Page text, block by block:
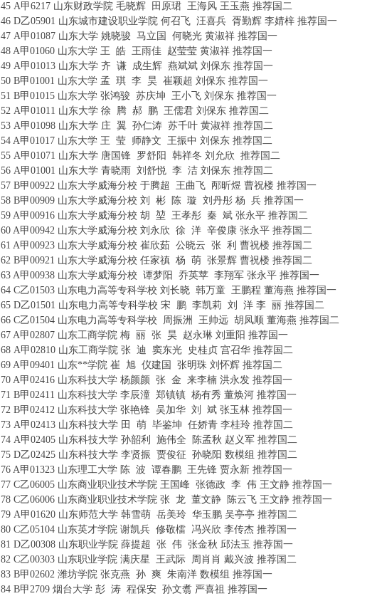
45 A甲6217 山东财政学院 毛晓辉 田原珺 王海风 王玉燕 推荐国二
46 D乙05901 山东城市建设职业学院 何召飞 汪喜兵 胥勤辉 李婧梓 推荐国一
47 A甲01087 山东大学 姚晓骏 马立国 何晓光 黄淑祥 推荐国一
48 A甲01060 山东大学 王 皓 王雨佳 赵莹莹 黄淑祥 推荐国一
49 A甲01013 山东大学 齐 谦 成生辉 燕斌斌 刘保东 推荐国一
50 B甲01001 山东大学 孟 琪 李 昊 崔颖超 刘保东 推荐国一
51 B甲01015 山东大学 张鸿骏 苏庆坤 王小飞 刘保东 推荐国一
52 A甲01011 山东大学 徐 腾 郝 鹏 王儒君 刘保东 推荐国二
53 A甲01098 山东大学 庄 翼 孙仁涛 苏千叶 黄淑祥 推荐国二
54 A甲01017 山东大学 王 莹 师静文 王振中 刘保东 推荐国二
55 A甲01071 山东大学 唐国锋 罗舒阳 韩祥冬 刘允欣 推荐国二
56 A甲01001 山东大学 青晓雨 刘舒悦 李 洁 刘保东 推荐国二
57 B甲00922 山东大学威海分校 于腾超 王曲飞 邴昕煜 曹祝楼 推荐国一
58 B甲00909 山东大学威海分校 刘 彬 陈 璇 刘丹彤 杨 兵 推荐国一
59 A甲00916 山东大学威海分校 胡 堃 王孝彤 秦 斌 张永平 推荐国二
60 A甲00942 山东大学威海分校 刘永欣 徐 洋 辛俊康 张永平 推荐国二
61 A甲00923 山东大学威海分校 崔欣茹 公晓云 张 利 曹祝楼 推荐国二
62 B甲00921 山东大学威海分校 任家禛 杨 萌 张景辉 曹祝楼 推荐国二
63 A甲00938 山东大学威海分校 谭梦阳 乔英苹 李翔军 张永平 推荐国一
64 C乙01503 山东电力高等专科学校 刘长晓 韩万童 王鹏程 董海燕 推荐国一
65 D乙01501 山东电力高等专科学校 宋 鹏 李凯莉 刘 洋 李 丽 推荐国二
66 C乙01504 山东电力高等专科学校 周振洲 王帅远 胡凤顺 董海燕 推荐国二
67 A甲02807 山东工商学院 梅 丽 张 昊 赵永琳 刘重阳 推荐国一
68 A甲02810 山东工商学院 张 迪 窦东光 史桂贞 宫召华 推荐国二
69 A甲09401 山东**学院 崔 旭 仪建国 张明珠 刘怀辉 推荐国二
70 A甲02416 山东科技大学 杨颜颜 张 金 来李楠 洪永发 推荐国一
71 B甲02411 山东科技大学 李辰潼 郑镇镇 杨有秀 董焕河 推荐国一
72 B甲02412 山东科技大学 张艳锋 吴加华 刘 斌 张玉林 推荐国一
73 A甲02413 山东科技大学 田 萌 毕鉴坤 任娇青 李桂玲 推荐国二
74 A甲02405 山东科技大学 孙韶利 施伟全 陈孟秋 赵义军 推荐国二
75 D乙02425 山东科技大学 李贤振 贾俊征 孙晓阳 数模组 推荐国二
76 A甲01323 山东理工大学 陈 波 谭春鹏 王先锋 贾永新 推荐国一
77 C乙06005 山东商业职业技术学院 王国峰 张德政 李 伟 王文静 推荐国一
78 C乙06006 山东商业职业技术学院 张 龙 董文静 陈云飞 王文静 推荐国一
79 A甲01620 山东师范大学 韩雪萌 岳美玲 华玉鹏 吴亭亭 推荐国二
80 C乙05104 山东英才学院 谢凯兵 修敬檑 冯兴欣 李传杰 推荐国一
81 D乙00308 山东职业学院 薛提超 张 伟 张金秋 邱法玉 推荐国一
82 C乙00303 山东职业学院 满庆星 王武际 周肖肖 戴兴波 推荐国二
83 B甲02602 潍坊学院 张克燕 孙 爽 朱南洋 数模组 推荐国一
84 B甲2709 烟台大学 彭 涛 程保安 孙文翥 严喜祖 推荐国一